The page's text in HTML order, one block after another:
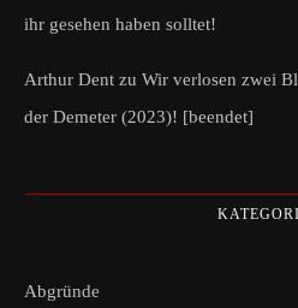
ihr gesehen haben solltet!
Arthur Dent zu Wir verlosen zwei
der Demeter (2023)! [beendet]
Abgründe